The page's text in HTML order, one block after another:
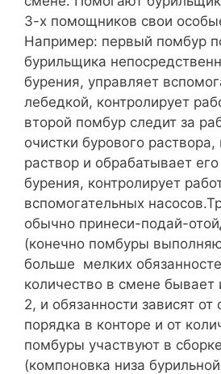
3-х помощников свои
Например: первый помбур
бурильщика
бурения, управляет
лебедкой, контролирует
второй помбур следит за
очистки бурового раствора,
раствор и обрабатывает
бурения, контролирует
вспомогательных
обычно принеси-подай-
(конечно помбуры
больше мелких
количество в смене
2, и обязанности зависят
порядка в конторе и от
помбуры участвуют в
(компоновка низа